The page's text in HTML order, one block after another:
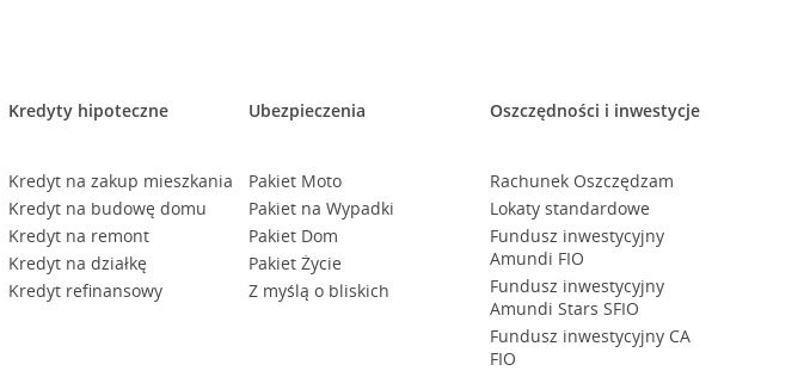
Kredyty hipoteczne
Kredyt na zakup mieszkania
Kredyt na budowę domu
Kredyt na remont
Kredyt na działkę
Kredyt refinansowy
Ubezpieczenia
Pakiet Moto
Pakiet na Wypadki
Pakiet Dom
Pakiet Życie
Z myślą o bliskich
Oszczędności i inwestycje
Rachunek Oszczędzam
Lokaty standardowe
Fundusz inwestycyjny
Amundi FIO
Fundusz inwestycyjny
Amundi Stars SFIO
Fundusz inwestycyjny CA
FIO